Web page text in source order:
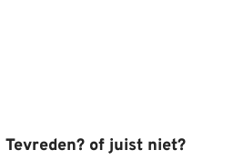
Tevreden? of juist niet?